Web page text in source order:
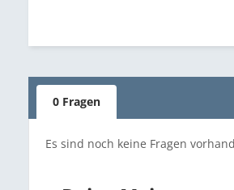
0 Fragen
Es sind noch keine Fragen